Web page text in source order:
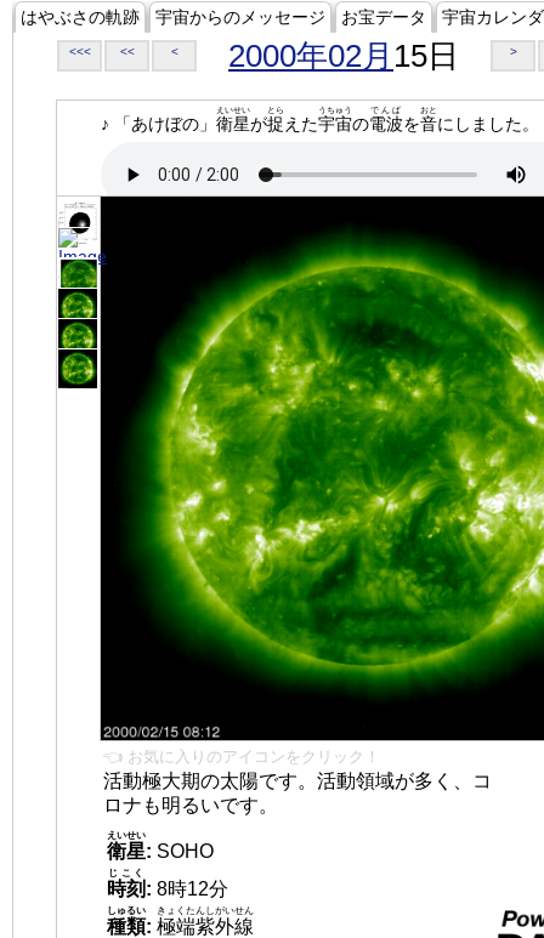
はやぶさの軌跡 宇宙からのメッセージ お宝データ 宇宙カレン
<<< << < 2000年02月 15日 >
♪ 「あけぼの」 衛星
えいせい
が捉
とら
えた宇宙
うちゅう
の電波
でんぱ
を音
おと
にしました。
👈 お気に入りのアイコンをクリック！
活動極大期の太陽です。活動領域が多く、コ
ロナも明るいです。
衛星
えいせい
: SOHO
時刻
じこく
: 8時12分
種類
しゅるい
: 極端紫外線
きょくたんしがいせん